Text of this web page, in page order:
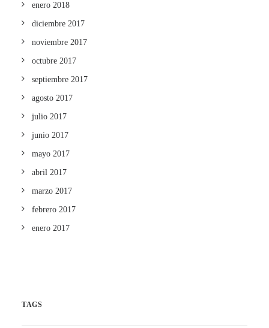
enero 2018
diciembre 2017
noviembre 2017
octubre 2017
septiembre 2017
agosto 2017
julio 2017
junio 2017
mayo 2017
abril 2017
marzo 2017
febrero 2017
enero 2017
TAGS